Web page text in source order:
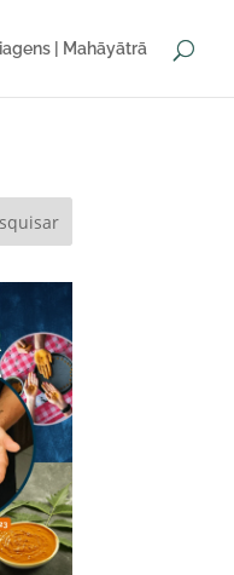
| Mahāyātrā